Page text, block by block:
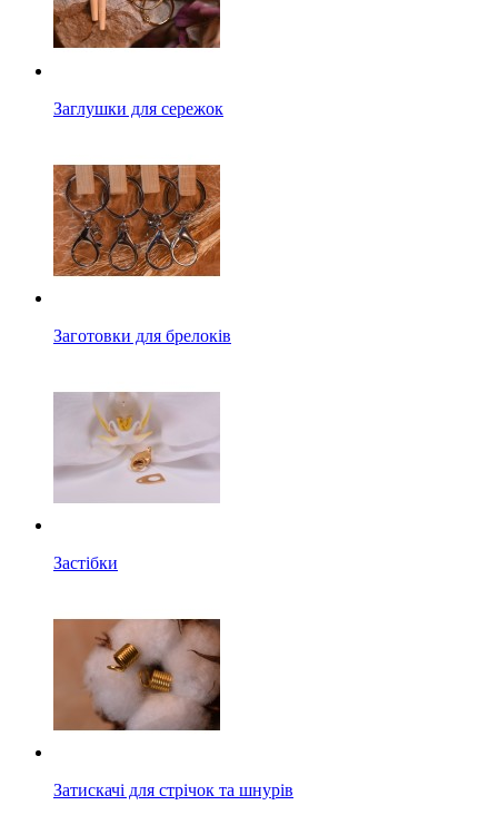
Заглушки для сережок
Заготовки для брелоків
Застібки
Затискачі для стрічок та шнурів